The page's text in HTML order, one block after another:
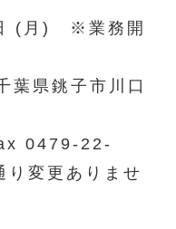
(月) ※業務開
県銚子市川口
0479-22-
変更ありませ